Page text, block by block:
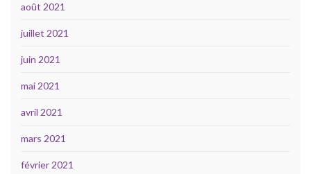
août 2021
juillet 2021
juin 2021
mai 2021
avril 2021
mars 2021
février 2021